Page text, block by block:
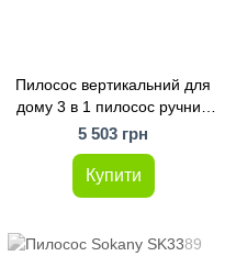
Пилосос вертикальний для
дому 3 в 1 пилосос ручний
3300 Вт для сухого
прибирання Sokany
5 503 грн
Купити